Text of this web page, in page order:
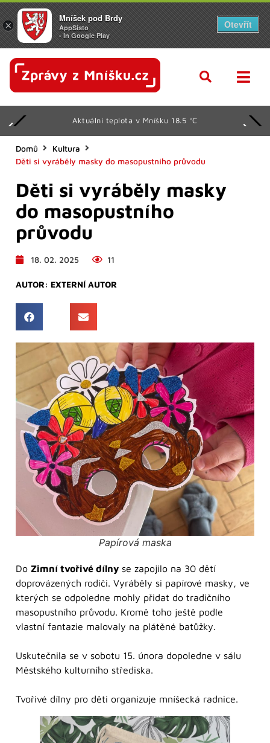
Aktuální teplota v Mníšku 18.5 °C
Domů
Kultura
Děti si vyráběly masky do masopustního průvodu
Děti si vyráběly masky
do masopustního
průvodu
18. 02. 2025 11
AUTOR: EXTERNÍ AUTOR
Papírová maska
Do Zimní tvořivé dílny se zapojilo na 30 dětí
doprovázených rodiči. Vyráběly si papírové masky, ve
kterých se odpoledne mohly přidat do tradičního
masopustního průvodu. Kromě toho ještě podle
vlastní fantazie malovaly na plátěné batůžky.
Uskutečnila se v sobotu 15. února dopoledne v sálu
Městského kulturního střediska.
Tvořivé dílny pro děti organizuje mníšecká radnice.
×
Mníšek pod Brdy
AppSisto
- In Google Play
Otevřít